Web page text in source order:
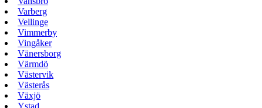
Varberg
Vellinge
Vimmerby
Vingåker
Vänersborg
Värmdö
Västervik
Västerås
Växjö
Ystad